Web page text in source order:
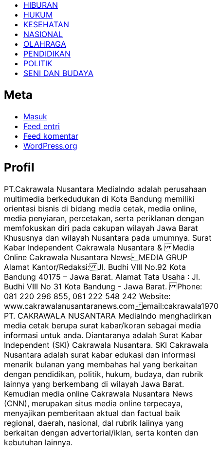
HIBURAN
HUKUM
KESEHATAN
NASIONAL
OLAHRAGA
PENDIDIKAN
POLITIK
SENI DAN BUDAYA
Meta
Masuk
Feed entri
Feed komentar
WordPress.org
Profil
PT.Cakrawala Nusantara MediaIndo adalah perusahaan
multimedia berkedudukan di Kota Bandung memiliki
orientasi bisnis di bidang media cetak, media online,
media penyiaran, percetakan, serta periklanan dengan
memfokuskan diri pada cakupan wilayah Jawa Barat
Khususnya dan wilayah Nusantara pada umumnya. Surat
Kabar Independent Cakrawala Nusantara & Media
Online Cakrawala Nusantara News MEDIA GRUP
Alamat Kantor/Redaksi: Jl. Budhi VIII No.92 Kota
Bandung 40175 – Jawa Barat. Alamat Tata Usaha : Jl.
Budhi VIII No 31 Kota Bandung - Jawa Barat. Phone:
081 220 296 855, 081 222 548 242 Website:
www.cakrawalanusantaranews.com
PT. CAKRAWALA NUSANTARA MediaIndo menghadirkan
media cetak berupa surat kabar/koran sebagai media
informasi untuk anda. Diantaranya adalah Surat Kabar
Independent (SKI) Cakrawala Nusantara. SKI Cakrawala
Nusantara adalah surat kabar edukasi dan informasi
menarik bulanan yang membahas hal yang berkaitan
dengan pendidikan, politik, hukum, budaya, dan rubrik
lainnya yang berkembang di wilayah Jawa Barat.
Kemudian media online Cakrawala Nusantara News
(CNN), merupakan situs media online terpecaya,
menyajikan pemberitaan aktual dan factual baik
regional, daerah, nasional, dal rubrik laiinya yang
berkaitan dengan advertorial/iklan, serta konten dan
kebutuhan lainnya.